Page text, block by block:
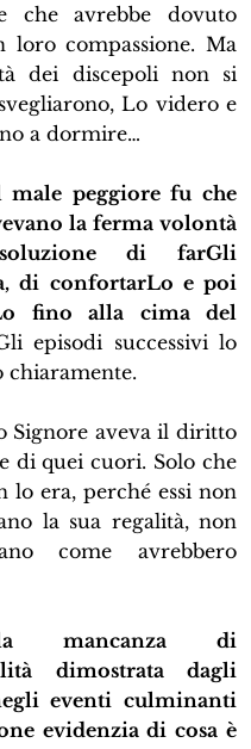
che avrebbe dovuto
loro compassione. Ma
dei discepoli non si
Lo videro e
a dormire…
male peggiore fu che
la ferma volontà
di farGli
di confortarLo e poi
fino alla cima del
episodi successivi lo
chiaramente.
Signore aveva il diritto
di quei cuori. Solo che
lo era, perché essi non
la sua regalità, non
come avrebbero
mancanza di
dimostrata dagli
eventi culminanti
evidenzia di cosa è